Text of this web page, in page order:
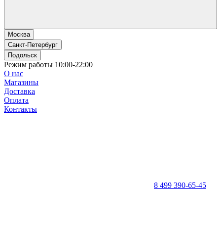
Москва
Санкт-Петербург
Подольск
Режим работы 10:00-22:00
О нас
Магазины
Доставка
Оплата
Контакты
8 499 390-65-45